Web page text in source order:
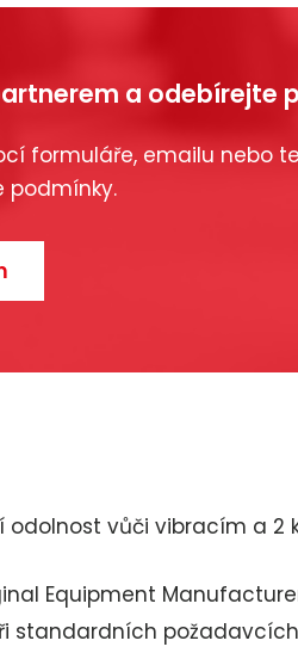
a odebírejte
formuláře, emailu nebo
podmínky.
odolnost vůči vibracím a 2
Equipment
standardních